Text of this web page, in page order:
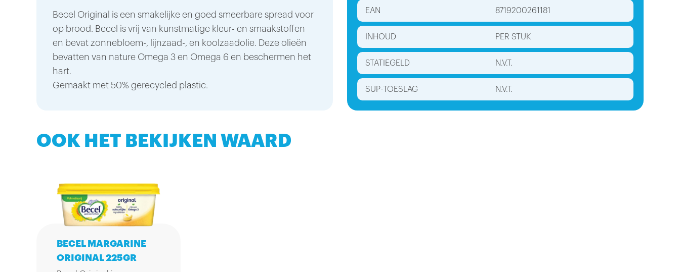
Becel Original is een smakelijke en goed smeerbare spread voor
op brood. Becel is vrij van kunstmatige kleur- en smaakstoffen
en bevat zonnebloem-, lijnzaad-, en koolzaadolie. Deze olieën
bevatten van nature Omega 3 en Omega 6 en beschermen het
hart.
Gemaakt met 50% gerecycled plastic.
EAN 8719200261181
INHOUD PER STUK
STATIEGELD N.V.T.
SUP-TOESLAG N.V.T.
OOK HET BEKIJKEN WAARD
BECEL MARGARINE
ORIGINAL 225GR